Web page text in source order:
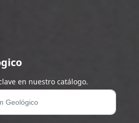
en nuestro catálogo.